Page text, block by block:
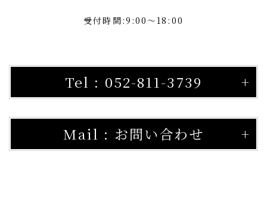
受付時間:9:00～18:00
Tel : 052-811-3739
Mail : お問い合わせ